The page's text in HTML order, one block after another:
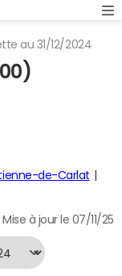
au 31/12/2024
de-Carlat
Mise à jour le 07/11/25